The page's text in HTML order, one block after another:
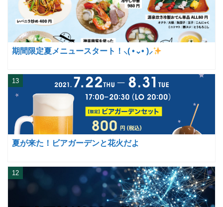
期間限定夏メニュースタート！⸜( •⌄• )⸝
夏が来た！ビアガーデンと花火だよ
13
12